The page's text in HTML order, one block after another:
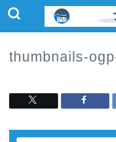
thumbnails-